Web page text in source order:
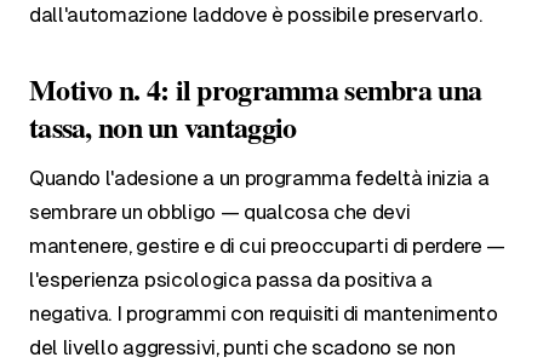
dall'automazione laddove è possibile preservarlo.
Motivo n. 4: il programma sembra una
tassa, non un vantaggio
Quando l'adesione a un programma fedeltà inizia a
sembrare un obbligo — qualcosa che devi
mantenere, gestire e di cui preoccuparti di perdere —
l'esperienza psicologica passa da positiva a
negativa. I programmi con requisiti di mantenimento
del livello aggressivi, punti che scadono se non